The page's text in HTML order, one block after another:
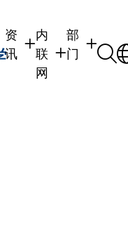
资
讯
内
联
网
部
门